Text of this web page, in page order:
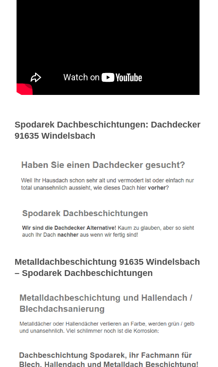
Spodarek Dachbeschichtungen: Dachdecker
91635 Windelsbach
Metalldachbeschichtung 91635 Windelsbach
– Spodarek Dachbeschichtungen